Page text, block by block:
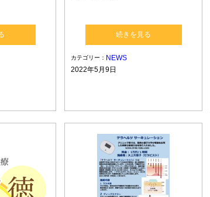
続きを見る
カテゴリー： NEWS
2022年5月9日